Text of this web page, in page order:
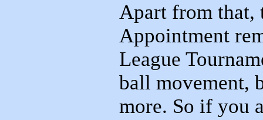
Apart from that,
Appointment
League
ball movement,
more. So if you